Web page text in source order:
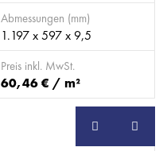
Abmessungen (mm)
1.197 x 597 x 9,5
Preis inkl. MwSt.
60,46 € / m²